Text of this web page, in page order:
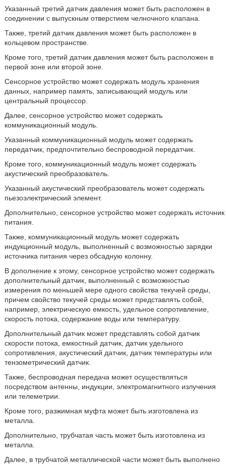
Указанный третий датчик давления может быть расположен в
соединении с выпускным отверстием челночного клапана.
Также, третий датчик давления может быть расположен в
кольцевом пространстве.
Кроме того, третий датчик давления может быть расположен в
первой зоне или второй зоне.
Сенсорное устройство может содержать модуль хранения
данных, например память, записывающий модуль или
центральный процессор.
Далее, сенсорное устройство может содержать
коммуникационный модуль.
Указанный коммуникационный модуль может содержать
передатчик, предпочтительно беспроводной передатчик.
Кроме того, коммуникационный модуль может содержать
акустический преобразователь.
Указанный акустический преобразователь может содержать
пьезоэлектрический элемент.
Дополнительно, сенсорное устройство может содержать источник
питания.
Также, коммуникационный модуль может содержать
индукционный модуль, выполненный с возможностью зарядки
источника питания через обсадную колонну.
В дополнение к этому, сенсорное устройство может содержать
дополнительный датчик, выполненный с возможностью
измерения по меньшей мере одного свойства текучей среды,
причем свойство текучей среды может представлять собой,
например, электрическую емкость, удельное сопротивление,
скорость потока, содержание воды или температуру.
Дополнительный датчик может представлять собой датчик
скорости потока, емкостный датчик, датчик удельного
сопротивления, акустический датчик, датчик температуры или
тензометрический датчик.
Также, беспроводная передача может осуществляться
посредством антенны, индукции, электромагнитного излучения
или телеметрии.
Кроме того, разжимная муфта может быть изготовлена из
металла.
Дополнительно, трубчатая часть может быть изготовлена из
металла.
Далее, в трубчатой металлической части может быть выполнено